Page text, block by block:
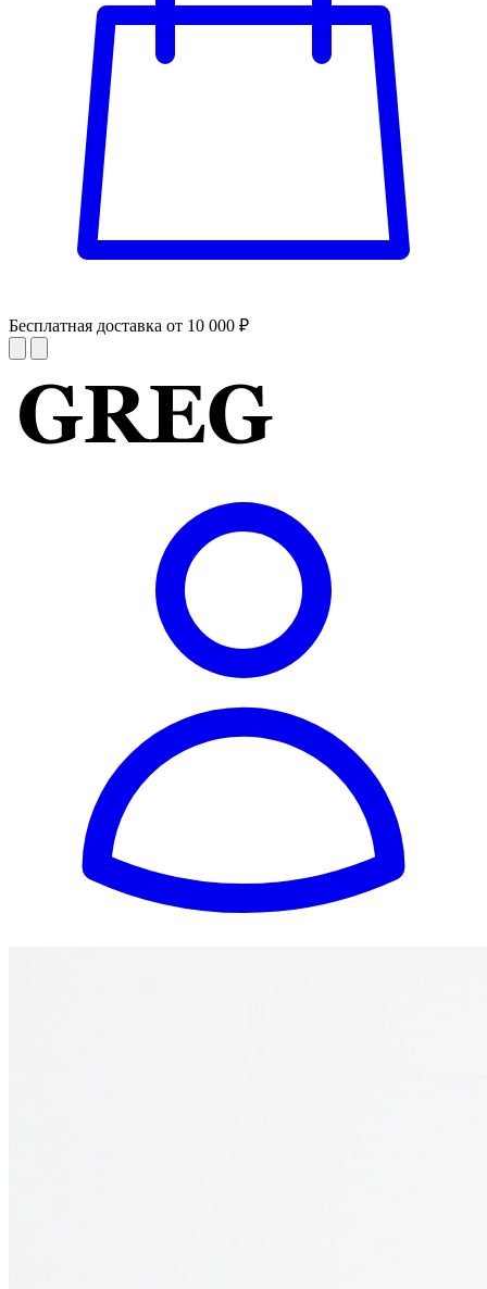
Бесплатная доставка от 10 000 ₽